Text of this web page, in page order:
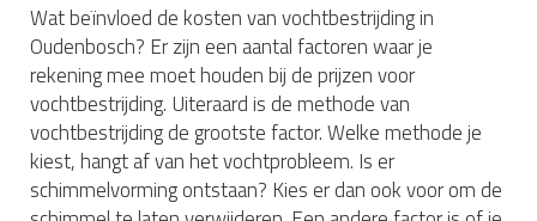
Wat beïnvloed de kosten van vochtbestrijding in
Oudenbosch? Er zijn een aantal factoren waar je
rekening mee moet houden bij de prijzen voor
vochtbestrijding. Uiteraard is de methode van
vochtbestrijding de grootste factor. Welke methode je
kiest, hangt af van het vochtprobleem. Is er
schimmelvorming ontstaan? Kies er dan ook voor om de